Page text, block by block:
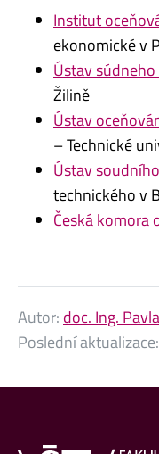
Institut
ekonomické v
Ústav
Žilině
Ústav
– Technické
Ústav
technického v
Česká komora
Autor: doc. Ing.
Poslední aktualizace: